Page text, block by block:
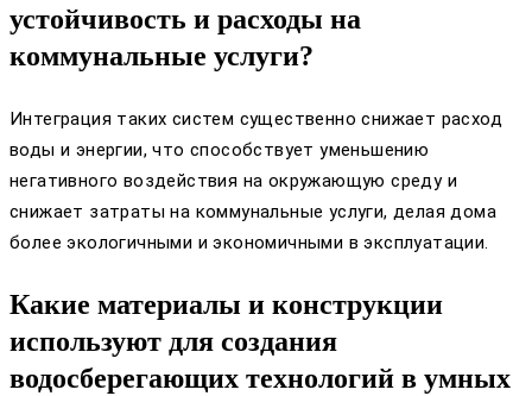
устойчивость и расходы на
коммунальные услуги?
Интеграция таких систем существенно снижает расход
воды и энергии, что способствует уменьшению
негативного воздействия на окружающую среду и
снижает затраты на коммунальные услуги, делая дома
более экологичными и экономичными в эксплуатации.
Какие материалы и конструкции
используют для создания
водосберегающих технологий в умных